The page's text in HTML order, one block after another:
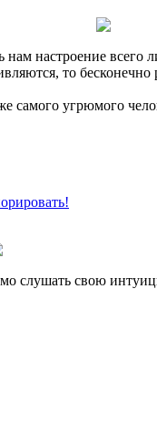
настроение всего
то бесконечно
самого угрюмого
слушать свою